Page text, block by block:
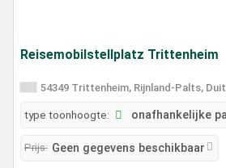
Reisemobilstellplatz Trittenheim
54349 Trittenheim, Rijnland-Palts,
type toonhoogte: onafhankelijke
Prijs: Geen gegevens beschikbaar